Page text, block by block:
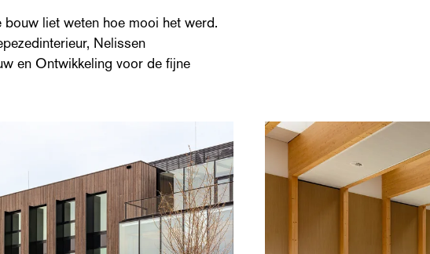
liet weten hoe mooi het werd.
Nelissen
en Ontwikkeling voor de fijne